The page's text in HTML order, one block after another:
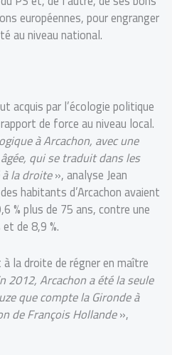
européennes, pour engranger
au niveau national.
acquis par l’écologie politique
de force au niveau local.
à Arcachon, avec une
quise traduit dans les
la droite», analyse Jean
habitants d’Arcachon avaient
% plus de 75 ans, contre une
de 8,9 %.
la droite de régner en maître
2012, Arcachon a été la seule
que compte la Gironde à
de François Hollande»,